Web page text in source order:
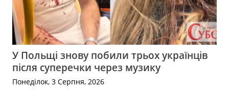
У Польщі знову побили трьох українців
після суперечки через музику
Понеділок, 3 Серпня, 2026